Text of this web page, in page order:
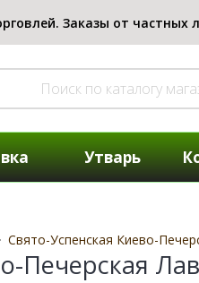
Утварь
Свято-Успенская Киево-
Печерская